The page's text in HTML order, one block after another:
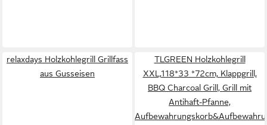
relaxdays Holzkohlegrill Grillfass
aus Gusseisen
TLGREEN Holzkohlegrill
XXL,118*33 *72cm, Klappgrill,
BBQ Charcoal Grill, Grill mit
Antihaft-Pfanne,